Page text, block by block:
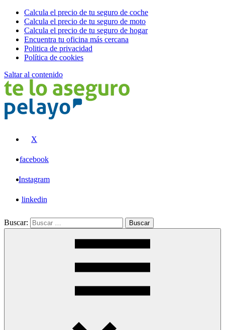
Calcula el precio de tu seguro de coche
Calcula el precio de tu seguro de moto
Calcula el precio de tu seguro de hogar
Encuentra tu oficina más cercana
Politica de privacidad
Política de cookies
Saltar al contenido
X
facebook
Instagram
linkedin
Buscar: Buscar